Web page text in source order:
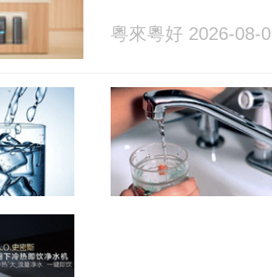
粵來粵好 2026-08-